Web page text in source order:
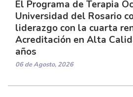
El Programa de Terapia
Universidad del Rosario
liderazgo con la cuarta
Acreditación en Alta
años
06 de Agosto, 2026